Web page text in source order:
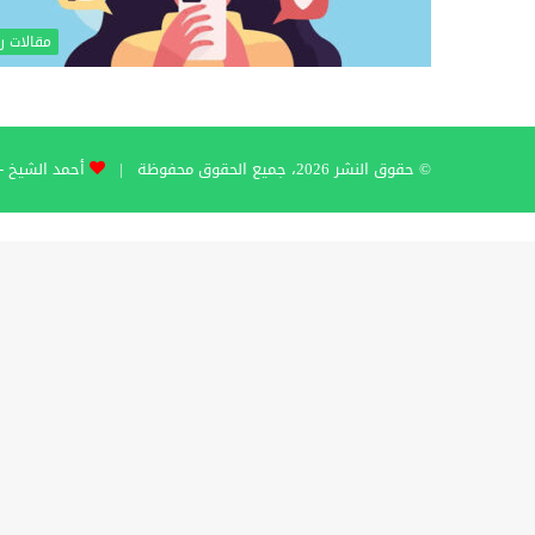
مقالات
© حقوق النشر 2026، جميع الحقوق محفوظة | أحمد الشيخ - Ahmad Al-Sheikh